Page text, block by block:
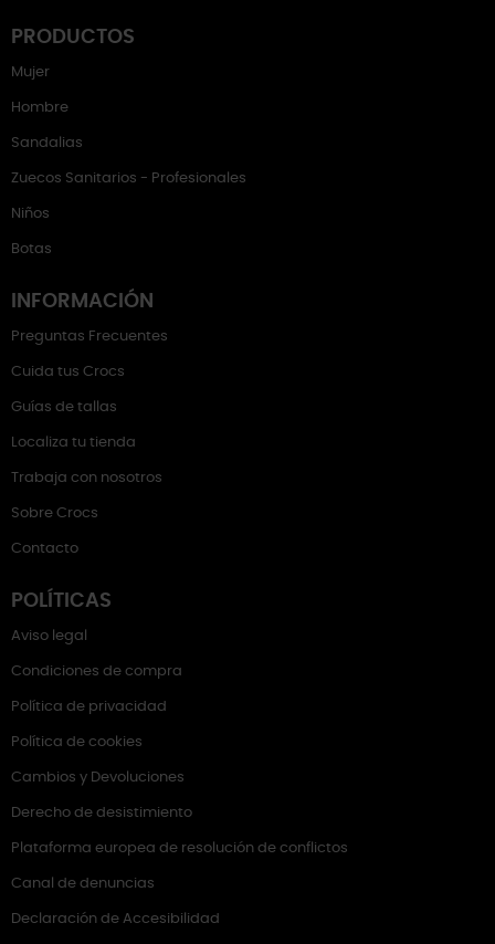
PRODUCTOS
Mujer
Hombre
Sandalias
Zuecos Sanitarios - Profesionales
Niños
Botas
INFORMACIÓN
Preguntas Frecuentes
Cuida tus Crocs
Guías de tallas
Localiza tu tienda
Trabaja con nosotros
Sobre Crocs
Contacto
POLÍTICAS
Aviso legal
Condiciones de compra
Política de privacidad
Política de cookies
Cambios y Devoluciones
Derecho de desistimiento
Plataforma europea de resolución de conflictos
Canal de denuncias
Declaración de Accesibilidad